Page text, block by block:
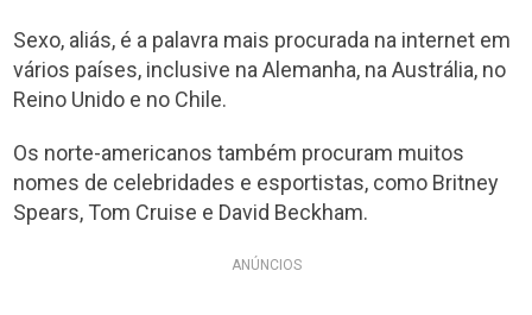
Sexo, aliás, é a palavra mais procurada na internet em
vários países, inclusive na Alemanha, na Austrália, no
Reino Unido e no Chile.
Os norte-americanos também procuram muitos
nomes de celebridades e esportistas, como Britney
Spears, Tom Cruise e David Beckham.
ANÚNCIOS